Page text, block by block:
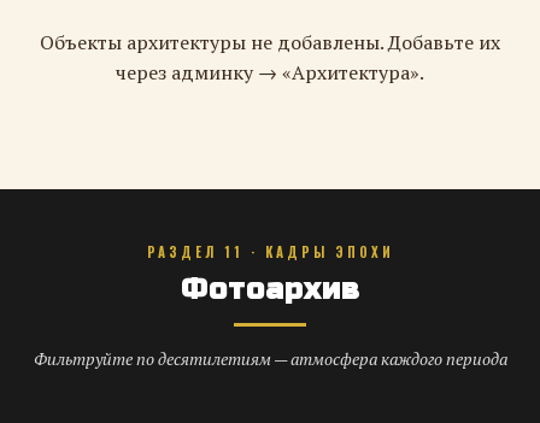
Объекты архитектуры не добавлены. Добавьте их
через админку → «Архитектура».
РАЗДЕЛ 11 · КАДРЫ ЭПОХИ
Фотоархив
Фильтруйте по десятилетиям — атмосфера каждого периода